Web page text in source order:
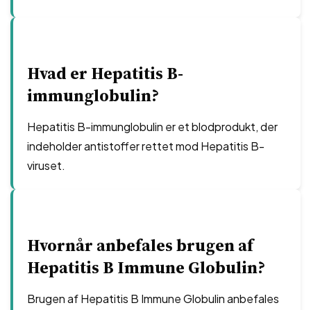
Hvad er Hepatitis B-
immunglobulin?
Hepatitis B-immunglobulin er et blodprodukt, der
indeholder antistoffer rettet mod Hepatitis B-
viruset.
Hvornår anbefales brugen af
Hepatitis B Immune Globulin?
Brugen af Hepatitis B Immune Globulin anbefales